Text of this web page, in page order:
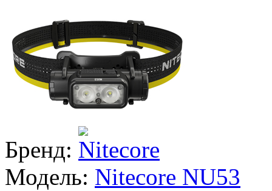
Бренд:
Модель: Nitecore NU53